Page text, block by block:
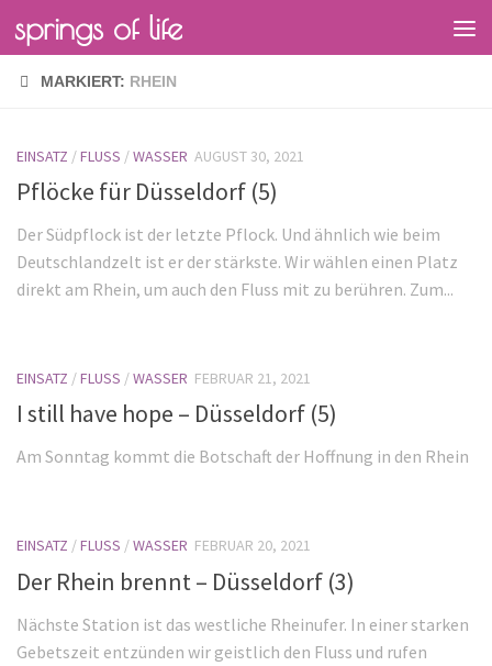
springs of life
MARKIERT: RHEIN
EINSATZ /FLUSS /WASSER AUGUST 30, 2021
Pflöcke für Düsseldorf (5)
Der Südpflock ist der letzte Pflock. Und ähnlich wie beim
Deutschlandzelt ist er der stärkste. Wir wählen einen Platz
direkt am Rhein, um auch den Fluss mit zu berühren. Zum...
EINSATZ /FLUSS /WASSER FEBRUAR 21, 2021
I still have hope – Düsseldorf (5)
Am Sonntag kommt die Botschaft der Hoffnung in den Rhein
EINSATZ /FLUSS /WASSER FEBRUAR 20, 2021
Der Rhein brennt – Düsseldorf (3)
Nächste Station ist das westliche Rheinufer. In einer starken
Gebetszeit entzünden wir geistlich den Fluss und rufen